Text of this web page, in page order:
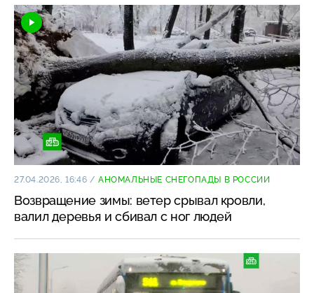
27.04.2026, 16:46 /АНОМАЛЬНЫЕ СНЕГОПАДЫ В РОССИИ
Возвращение зимы: ветер срывал кровли,
валил деревья и сбивал с ног людей